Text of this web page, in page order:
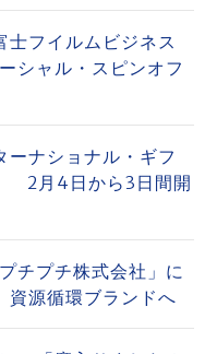
フイルムビジネス
シャル・スピンオフ
ーナショナル・ギフ
2月4日から3日間開
チプチ株式会社」に
源循環ブランドへ